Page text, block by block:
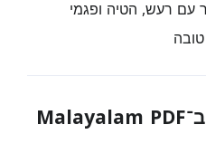
עם רעש, הטיה ופגמי
איך להשתמש ב־Malayalam PDF